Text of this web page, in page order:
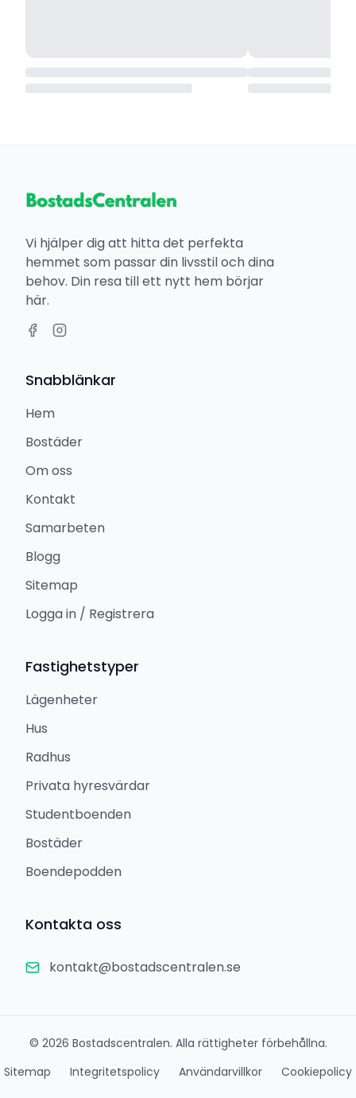
Vi hjälper dig att hitta det perfekta
hemmet som passar din livsstil och dina
behov. Din resa till ett nytt hem börjar
här.
Snabblänkar
Hem
Bostäder
Om oss
Kontakt
Samarbeten
Blogg
Sitemap
Logga in / Registrera
Fastighetstyper
Lägenheter
Hus
Radhus
Privata hyresvärdar
Studentboenden
Bostäder
Boendepodden
Kontakta oss
kontakt@bostadscentralen.se
© 2026 Bostadscentralen. Alla rättigheter förbehållna.
Sitemap
Integritetspolicy Användarvillkor Cookiepolicy